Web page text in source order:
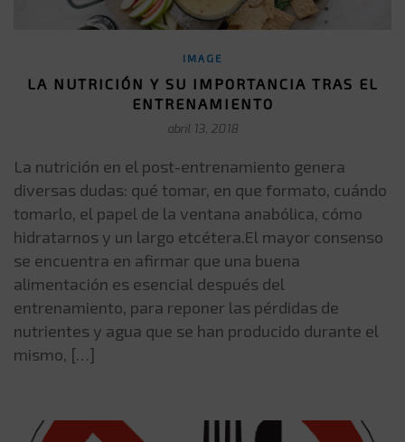
IMAGE
LA NUTRICIÓN Y SU IMPORTANCIA TRAS EL
ENTRENAMIENTO
abril 13, 2018
La nutrición en el post-entrenamiento genera
diversas dudas: qué tomar, en que formato, cuándo
tomarlo, el papel de la ventana anabólica, cómo
hidratarnos y un largo etcétera.El mayor consenso
se encuentra en afirmar que una buena
alimentación es esencial después del
entrenamiento, para reponer las pérdidas de
nutrientes y agua que se han producido durante el
mismo, […]